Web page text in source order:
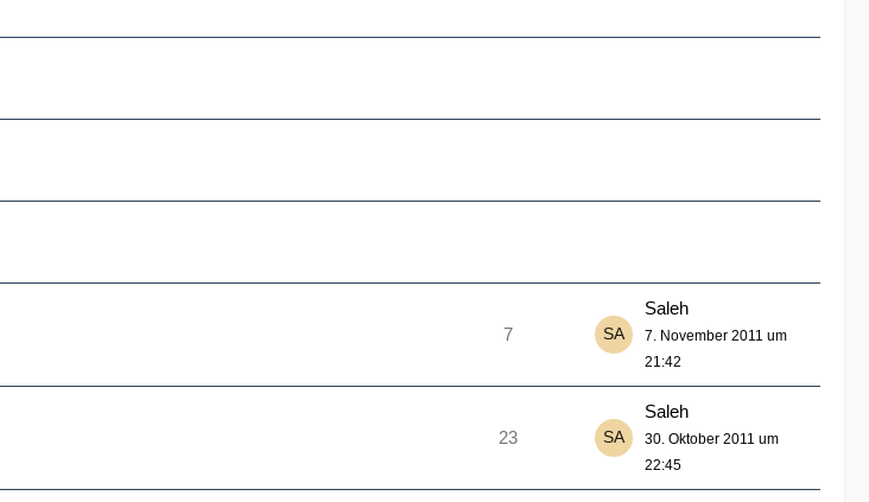
7
Saleh
7. November 2011 um
21:42
23
Saleh
30. Oktober 2011 um
22:45